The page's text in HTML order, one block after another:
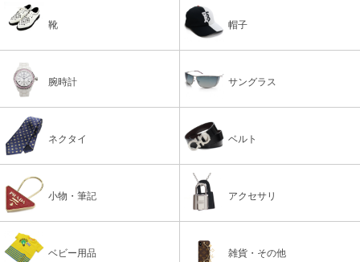
靴 帽子
腕時計 サングラス
ネクタイ ベルト
小物・筆記 アクセサリ
ベビー用品 雑貨・その他